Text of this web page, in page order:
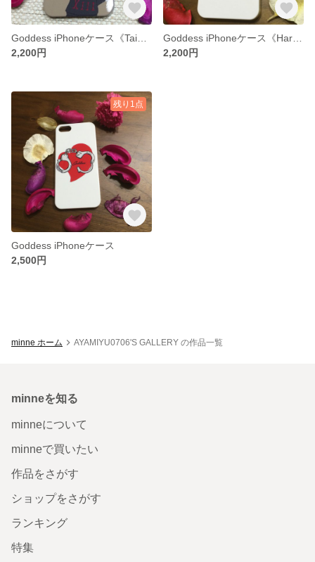
2,200円
2,200円
残り1点
Goddess iPhoneケース
2,500円
minne ホーム AYAMIYU0706'S GALLERY の作品一覧
minneを知る
minneについて
minneで買いたい
作品をさがす
ショップをさがす
ランキング
特集